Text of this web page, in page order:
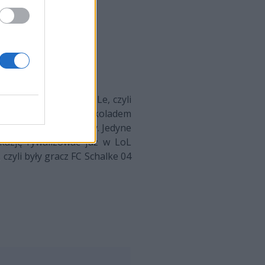
Philippe "Akabane" Le, czyli
MOUZ z Czekoladem
szeregi drużyny. Jedyne
rywalizować już w LoL
były gracz FC Schalke 04